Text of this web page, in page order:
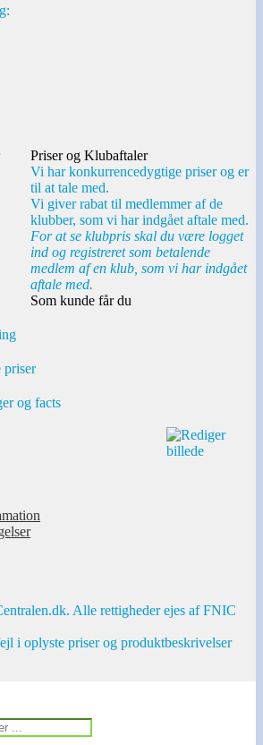
Priser og Klubaftaler
Vi har konkurrencedygtige priser og er
til at tale med.
Vi giver rabat til medlemmer af de
klubber, som vi har indgået aftale med.
For at se klubpris skal du være logget
ind og registreret som betalende
medlem af en klub, som vi har indgået
aftale med.
Som kunde får du
priser
og facts
Alle rettigheder ejes af FNIC
i oplyste priser og produktbeskrivelser